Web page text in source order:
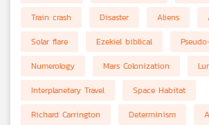
Train crash
Disaster Aliens
Solar flare
Ezekiel biblical
Numerology
Mars Colonization
Interplanetary Travel
Space Habitat
Richard Carrington
Determinism